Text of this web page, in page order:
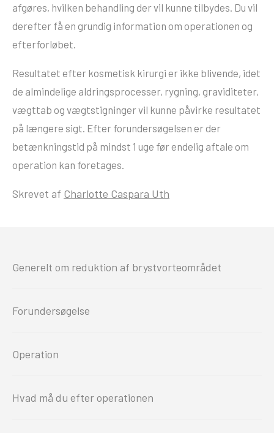
afgøres, hvilken behandling der vil kunne tilbydes. Du vil
derefter få en grundig information om operationen og
efterforløbet.
Resultatet efter kosmetisk kirurgi er ikke blivende, idet
de almindelige aldringsprocesser, rygning, graviditeter,
vægttab og vægtstigninger vil kunne påvirke resultatet
på længere sigt. Efter forundersøgelsen er der
betænkningstid på mindst 1 uge før endelig aftale om
operation kan foretages.
Skrevet af Charlotte Caspara Uth
Generelt om reduktion af brystvorteområdet
Forundersøgelse
Operation
Hvad må du efter operationen